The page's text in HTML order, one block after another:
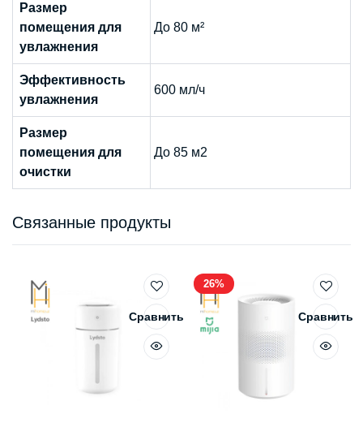
Размер
помещения для
увлажнения
До 80 м²
Эффективность
увлажнения
600 мл/ч
Размер
помещения для
очистки
До 85 м2
Связанные продукты
Сравнить
26%
Сравнить